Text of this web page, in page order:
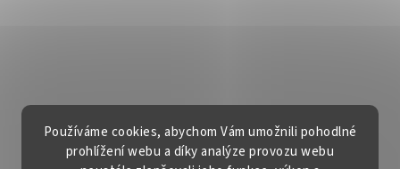
Používáme cookies, abychom Vám umožnili pohodlné
prohlížení webu a díky analýze provozu webu